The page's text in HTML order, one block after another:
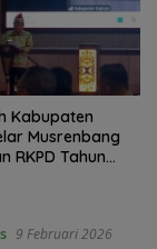
Kabupaten
Musrenbang
RKPD Tahun
9 Februari 2026